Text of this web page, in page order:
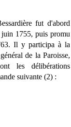
fut d'abord
1755, puis promu
Il y participa à la
de la Paroisse,
les délibérations
suivante (2) :